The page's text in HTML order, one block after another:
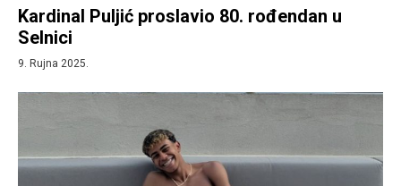
Kardinal Puljić proslavio 80. rođendan u
Selnici
9. Rujna 2025.